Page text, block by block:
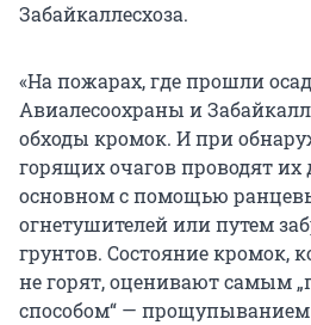
Забайкаллесхоза.
«На пожарах, где прошли
Авиалесоохраны и
обходы кромок. И при
горящих очагов проводят
основном с помощью
огнетушителей или путем
грунтов. Состояние кромок,
не горят, оценивают самым
способом“ —